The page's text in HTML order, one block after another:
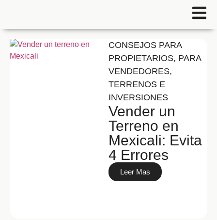
CONSEJOS PARA
PROPIETARIOS, PARA
VENDEDORES,
TERRENOS E
INVERSIONES
Vender un
Terreno en
Mexicali: Evita
4 Errores
Leer Mas